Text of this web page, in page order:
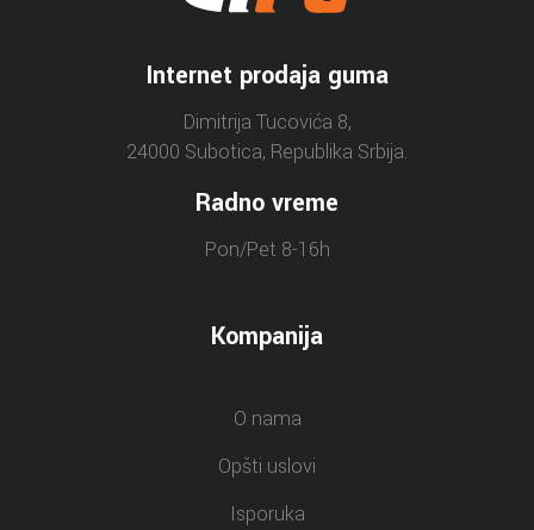
Internet prodaja guma
Dimitrija Tucovića 8,
24000 Subotica, Republika Srbija.
Radno vreme
Pon/Pet 8-16h
Kompanija
O nama
Opšti uslovi
Isporuka